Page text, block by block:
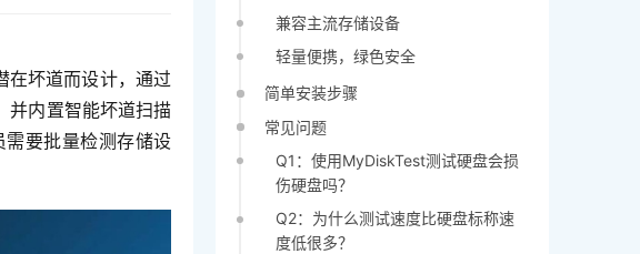
在坏道而设计，通过
并内置智能坏道扫描
需要批量检测存储设
兼容主流存储设备
轻量便携，绿色安全
简单安装步骤
常见问题
Q1：使用MyDiskTest测试硬盘会损
伤硬盘吗？
Q2：为什么测试速度比硬盘标称速
度低很多？